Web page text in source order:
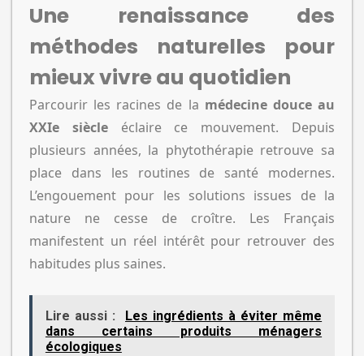
Une renaissance des
méthodes naturelles pour
mieux vivre au quotidien
Parcourir les racines de la médecine douce au
XXIe siècleéclaire ce mouvement. Depuis
plusieurs années, la phytothérapie retrouve sa
place dans les routines de santé modernes.
L’engouement pour les solutions issues de la
nature ne cesse de croître. Les Français
manifestent un réel intérêt pour retrouver des
habitudes plus saines.
Lire aussi :
Les ingrédients à éviter même
dans certains produits ménagers
écologiques